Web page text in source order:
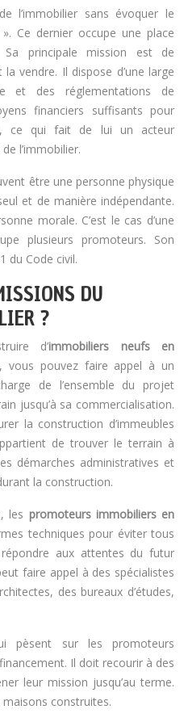
l’immobilier sans évoquer le
Ce dernier occupe une place
principale mission est de
vendre. Il dispose d’une large
et des réglementations de
financiers suffisants pour
ce qui fait de lui un acteur
l’immobilier.
être une personne physique
et de manière indépendante.
morale. C’est le cas d’une
plusieurs promoteurs. Son
du Code civil.
DU
?
d’immobiliers neufs en
vous pouvez faire appel à un
de l’ensemble du projet
jusqu’à sa commercialisation.
la construction d’immeubles
de trouver le terrain à
démarches administratives et
la construction.
les promoteurs immobiliers en
techniques pour éviter tous
aux attentes du futur
faire appel à des spécialistes
des bureaux d’études,
pèsent sur les promoteurs
Il doit recourir à des
leur mission jusqu’au terme.
maisons construites.